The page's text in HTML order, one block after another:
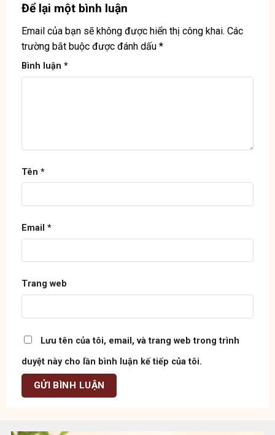
Để lại một bình luận
Email của bạn sẽ không được hiển thị công khai. Các
trường bắt buộc được đánh dấu *
Bình luận *
Tên *
Email *
Trang web
Lưu tên của tôi, email, và trang web trong trình
duyệt này cho lần bình luận kế tiếp của tôi.